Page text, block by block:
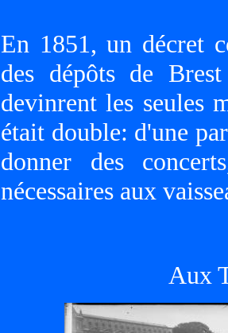
En 1851, un décret
des dépôts de
devinrent les seules
était double: d'une
donner des
nécessaires aux
Aux